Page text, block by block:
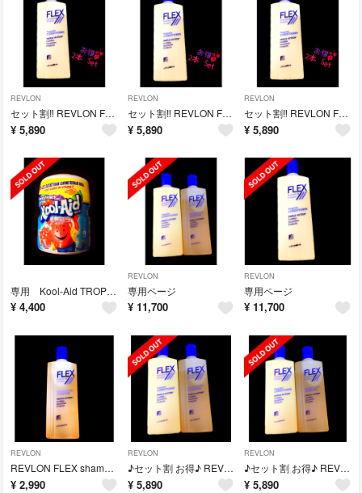
REVLON
セット割‼︎ REVLON FLEX レブロン コンディショナー 2本
¥ 5,890
REVLON
セット割‼︎ REVLON FLEX レブロン コンディショナー 2本
¥ 5,890
REVLON
セット割‼︎ REVLON FLEX レブロン コンディショナー 2本
¥ 5,890
専用 Kool-Aid TROPICAL PUNCH クールエイド
¥ 4,400
REVLON
専用ページ
¥ 11,700
REVLON
専用ページ
¥ 11,700
REVLON
REVLON FLEX shampoo レブロン フレックス シャンプー
¥ 2,990
REVLON
♪セット割 お得♪ REVLON FLEX レブロン フレックス
¥ 5,890
REVLON
♪セット割 お得♪ REVLON FLEX レブロン フレックス
¥ 5,890